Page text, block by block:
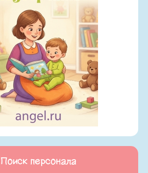
Поиск персонала